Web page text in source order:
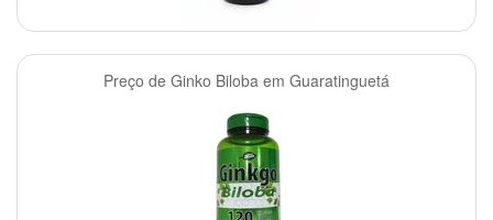
Preço de Ginko Biloba em Guaratinguetá